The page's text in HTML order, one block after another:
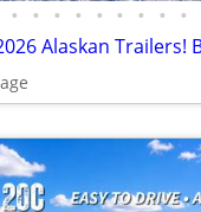
• • • • • • • • •